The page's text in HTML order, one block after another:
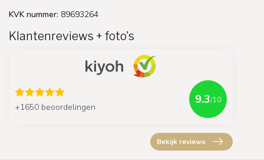
KVK nummer: 89693264
Klantenreviews + foto's
+1650 beoordelingen
9.3/10
Bekijk reviews